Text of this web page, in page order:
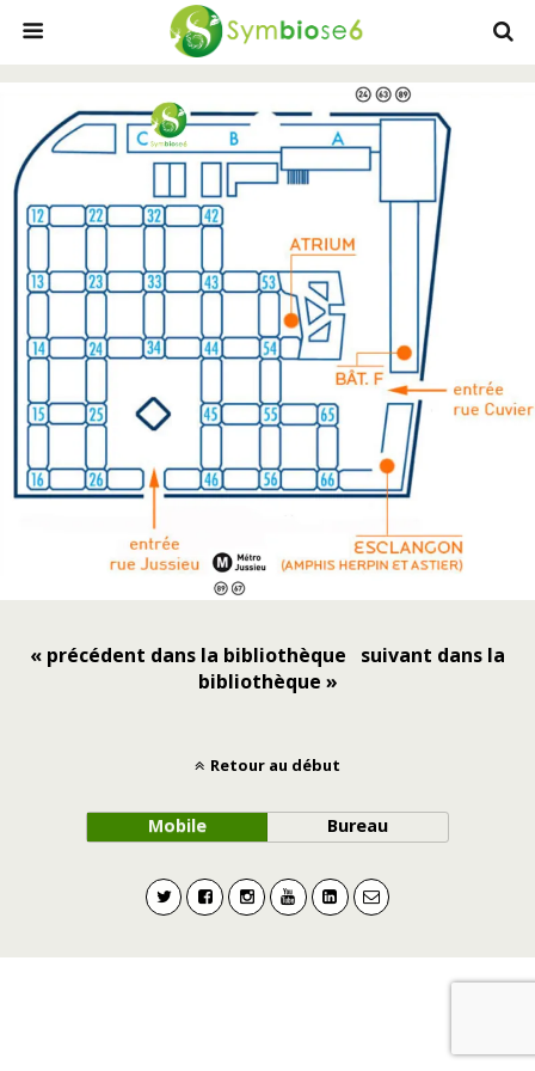
« précédent dans la bibliothèque
suivant dans la
bibliothèque »
Retour au début
Mobile Bureau